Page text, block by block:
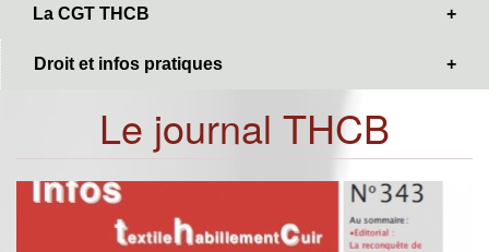
La CGT THCB
Droit et infos pratiques
Le journal THCB